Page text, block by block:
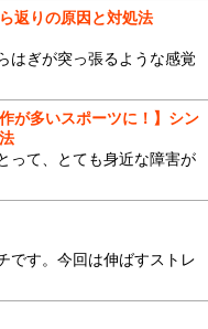
返りの原因と対処法
はぎが突っ張るような感覚
が多いスポーツに！】シン
って、とても身近な障害が
です。今回は伸ばすストレ